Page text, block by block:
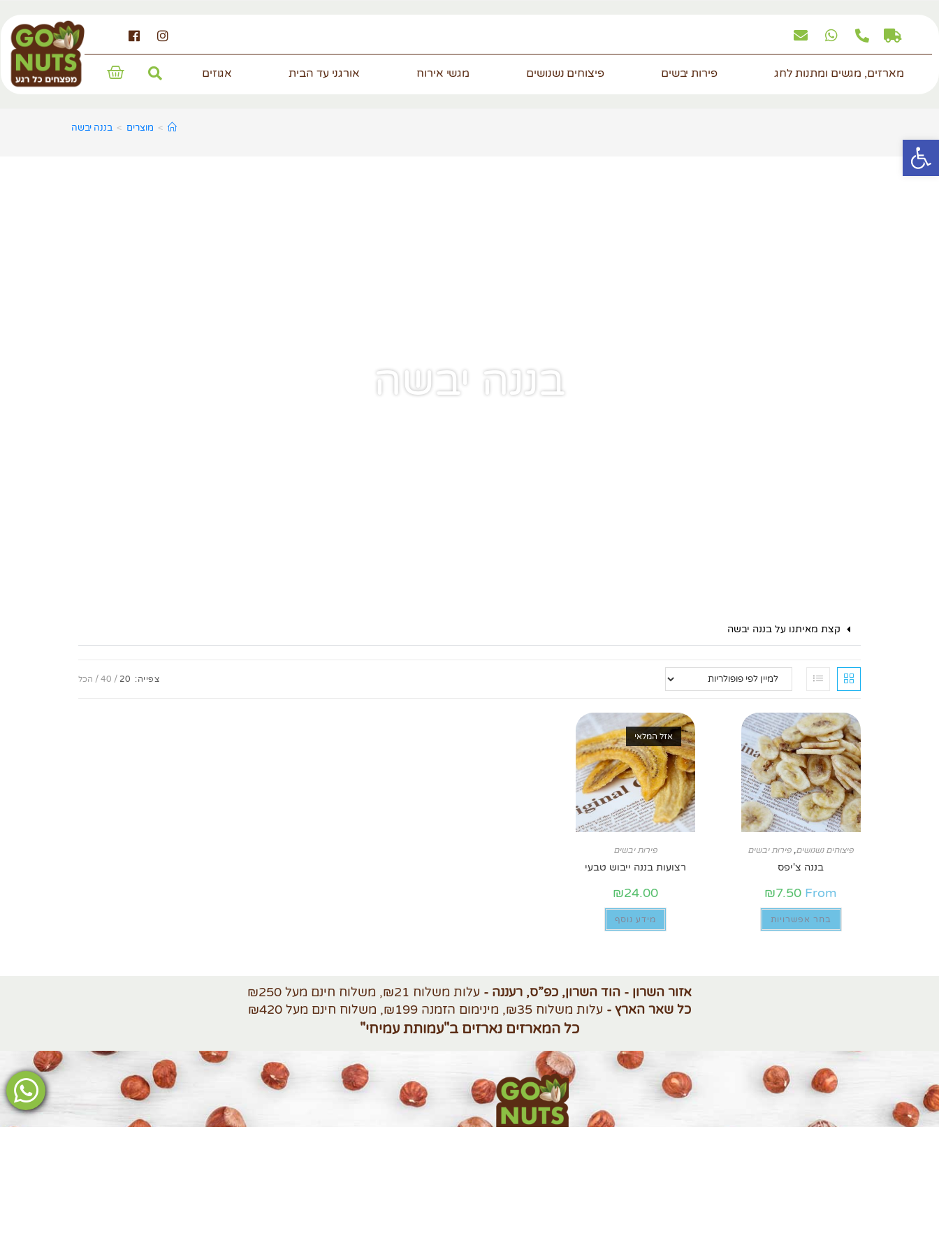
מארזים, מגשים ומתנות לחג פירות יבשים פיצוחים נשנושים מגשי אירוח אורגני עד הבית אגוזים
> מוצרים > בננה יבשה
בננה יבשה
קצת מאיתנו על בננה יבשה
צפייה: 20
40 הכל
פיצוחים נשנושים, פירות יבשים
בננה צ'יפס
From
₪7.50
בחר אפשרויות
אזל המלאי
פירות יבשים
רצועות בננה ייבוש טבעי
₪24.00
מידע נוסף
אזור השרון - הוד השרון, כפ”ס, רעננה - עלות משלוח ₪21, משלוח חינם מעל ₪250
כל שאר הארץ - עלות משלוח ₪35, מינימום הזמנה ₪199, משלוח חינם מעל ₪420
כל המארזים נארזים ב"עמותת עמיחי"
פתח סרגל נגישות